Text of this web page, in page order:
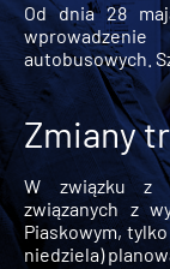
Od dnia 28
autobusowych.
Zmiany
W związku z
związanych z
Piaskowym,
niedziela)